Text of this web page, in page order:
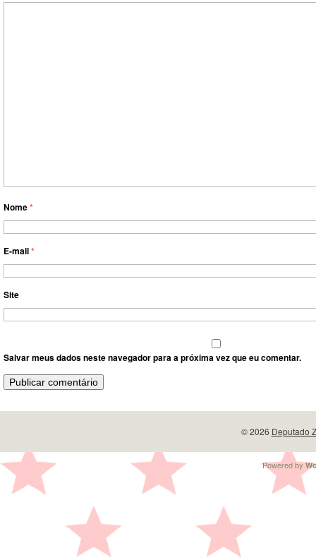
Nome*
E-mail*
Site
Salvar meus dados neste navegador para a próxima vez que eu comentar.
© 2026 Deputado
Powered by